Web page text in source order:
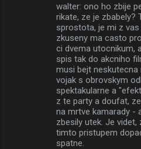
walter: ono ho zbije
rikate, ze je zbabely?
sprostota, je mi z
zkuseny ma casto
ci dvema utocnikum,
spis tak do akcniho
musi bejt neskutecna
vojak s obrovskym
spektakularne a
z te party a doufat,
na mrtve kamarady -
zbesily utek. Je
timto pristupem
spatne.